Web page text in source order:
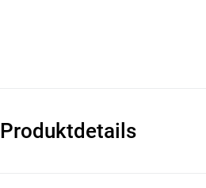
Produktdetails